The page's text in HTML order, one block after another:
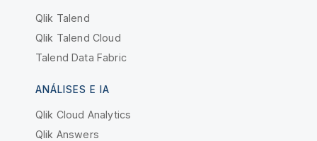
Qlik Talend
Qlik Talend Cloud
Talend Data Fabric
ANÁLISES E IA
Qlik Cloud Analytics
Qlik Answers